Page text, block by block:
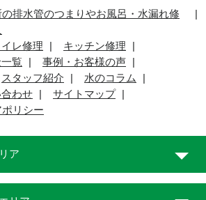
排水管のつまりやお風呂・水漏れ修
イレ修理
キッチン修理
覧
事例・お客様の声
スタッフ紹介
水のコラム
わせ
サイトマップ
リシー
ア